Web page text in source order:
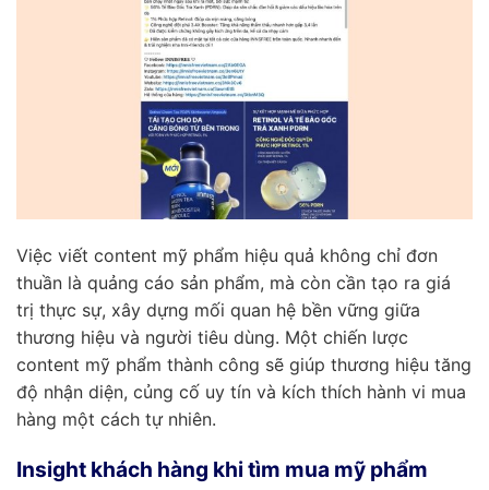
Việc viết content mỹ phẩm hiệu quả không chỉ đơn
thuần là quảng cáo sản phẩm, mà còn cần tạo ra giá
trị thực sự, xây dựng mối quan hệ bền vững giữa
thương hiệu và người tiêu dùng. Một chiến lược
content mỹ phẩm thành công sẽ giúp thương hiệu tăng
độ nhận diện, củng cố uy tín và kích thích hành vi mua
hàng một cách tự nhiên.
Insight khách hàng khi tìm mua mỹ phẩm